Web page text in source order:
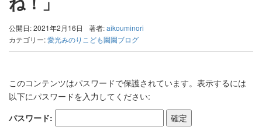
公開日: 2021年2月16日 著者:aikouminori
カテゴリー:愛光みのりこども園園ブログ
このコンテンツはパスワードで保護されています。表示するには
以下にパスワードを入力してください:
パスワード: